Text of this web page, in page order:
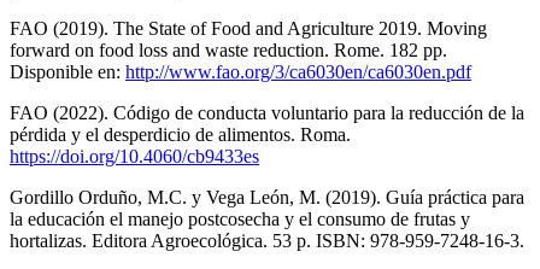
FAO (2019). The State of Food and Agriculture 2019. Moving
forward on food loss and waste reduction. Rome. 182 pp.
Disponible en: http://www.fao.org/3/ca6030en/ca6030en.pdf
FAO (2022). Código de conducta voluntario para la reducción de la
pérdida y el desperdicio de alimentos. Roma.
https://doi.org/10.4060/cb9433es
Gordillo Orduño, M.C. y Vega León, M. (2019). Guía práctica para
la educación el manejo postcosecha y el consumo de frutas y
hortalizas. Editora Agroecológica. 53 p. ISBN: 978-959-7248-16-3.